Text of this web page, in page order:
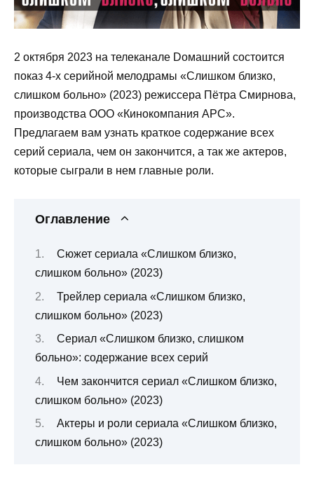
2 октября 2023 на телеканале Dомашний состоится
показ 4-х серийной мелодрамы «Слишком близко,
слишком больно» (2023) режиссера Пётра Смирнова,
производства ООО «Кинокомпания АРС».
Предлагаем вам узнать краткое содержание всех
серий сериала, чем он закончится, а так же актеров,
которые сыграли в нем главные роли.
Оглавление
Сюжет сериала «Слишком близко,
слишком больно» (2023)
Трейлер сериала «Слишком близко,
слишком больно» (2023)
Сериал «Слишком близко, слишком
больно»: содержание всех серий
Чем закончится сериал «Слишком близко,
слишком больно» (2023)
Актеры и роли сериала «Слишком близко,
слишком больно» (2023)